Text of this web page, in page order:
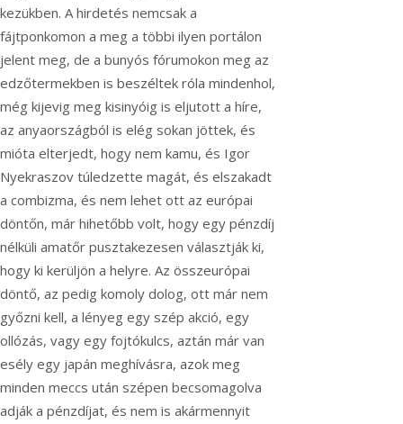
kezükben. A hirdetés nemcsak a
fájtponkomon a meg a többi ilyen portálon
jelent meg, de a bunyós fórumokon meg az
edzőtermekben is beszéltek róla mindenhol,
még kijevig meg kisinyóig is eljutott a híre,
az anyaországból is elég sokan jöttek, és
mióta elterjedt, hogy nem kamu, és Igor
Nyekraszov túledzette magát, és elszakadt
a combizma, és nem lehet ott az európai
döntőn, már hihetőbb volt, hogy egy pénzdíj
nélküli amatőr pusztakezesen választják ki,
hogy ki kerüljön a helyre. Az összeurópai
döntő, az pedig komoly dolog, ott már nem
győzni kell, a lényeg egy szép akció, egy
ollózás, vagy egy fojtókulcs, aztán már van
esély egy japán meghívásra, azok meg
minden meccs után szépen becsomagolva
adják a pénzdíjat, és nem is akármennyit